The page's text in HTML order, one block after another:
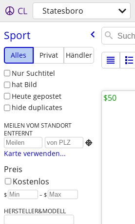
CL Statesboro
Sport
Alles Privat
Händler
Nur Suchtitel
hat Bild
Heute gepostet
hide duplicates
MEILEN VOM STANDORT
ENTFERNT

Karte verwenden...
Preis
Kostenlos
$ – $
HERSTELLER&MODELL
$50